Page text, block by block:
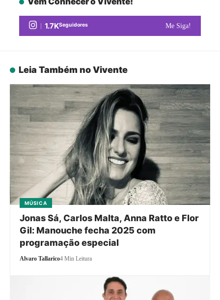
1.7KSeguidores Me Siga!
Leia Também no Vivente
MÚSICA
Jonas Sá, Carlos Malta, Anna Ratto e Flor
Gil: Manouche fecha 2025 com
programação especial
Alvaro Tallarico4 Min Leitura